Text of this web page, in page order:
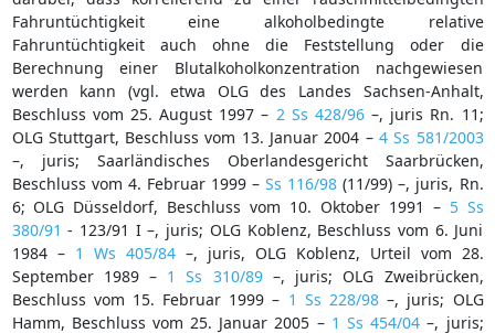
Fahruntüchtigkeit eine alkoholbedingte relative
Fahruntüchtigkeit auch ohne die Feststellung oder die
Berechnung einer Blutalkoholkonzentration nachgewiesen
werden kann (vgl. etwa OLG des Landes Sachsen-Anhalt,
Beschluss vom 25. August 1997 – 2 Ss 428/96–, juris Rn. 11;
OLG Stuttgart, Beschluss vom 13. Januar 2004 – 4 Ss 581/2003
–, juris; Saarländisches Oberlandesgericht Saarbrücken,
Beschluss vom 4. Februar 1999 –Ss 116/98 (11/99) –, juris, Rn.
6; OLG Düsseldorf, Beschluss vom 10. Oktober 1991 – 5 Ss
380/91 - 123/91 I –, juris; OLG Koblenz, Beschluss vom 6. Juni
1984 – 1 Ws 405/84–, juris, OLG Koblenz, Urteil vom 28.
September 1989 – 1 Ss 310/89–, juris; OLG Zweibrücken,
Beschluss vom 15. Februar 1999 – 1 Ss 228/98–, juris; OLG
Hamm, Beschluss vom 25. Januar 2005 – 1 Ss 454/04 –, juris;